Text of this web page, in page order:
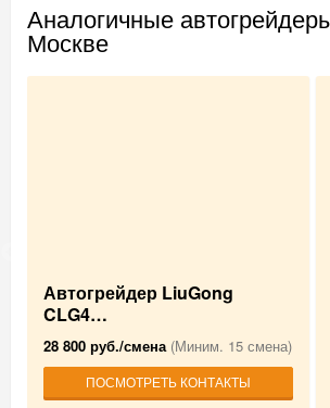
Аналогичные
Москве
Автогрейдер LiuGong
CLG4…
28 800 руб./смена(Миним. 15 смена)
ПОСМОТРЕТЬ КОНТАКТЫ